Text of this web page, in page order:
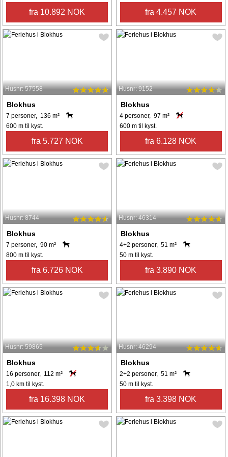
fra 10.892 NOK fra 4.457 NOK
Husnr: 57558
Blokhus
7 personer, 136 m²
600 m til kyst.
fra 5.727 NOK
Husnr: 9152
Blokhus
4 personer, 97 m²
600 m til kyst.
fra 6.128 NOK
Husnr: 8744
Blokhus
7 personer, 90 m²
800 m til kyst.
fra 6.726 NOK
Husnr: 46314
Blokhus
4+2 personer, 51 m²
50 m til kyst.
fra 3.890 NOK
Husnr: 59865
Blokhus
16 personer, 112 m²
1,0 km til kyst.
fra 16.398 NOK
Husnr: 46294
Blokhus
2+2 personer, 51 m²
50 m til kyst.
fra 3.398 NOK